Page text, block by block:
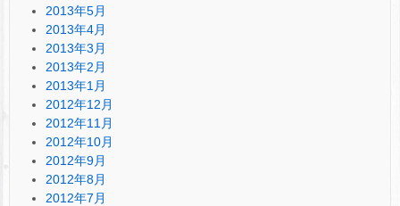
2013年5月
2013年4月
2013年3月
2013年2月
2013年1月
2012年12月
2012年11月
2012年10月
2012年9月
2012年8月
2012年7月